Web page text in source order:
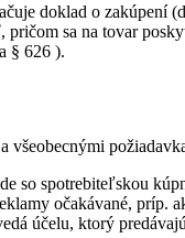
doklad o
sa na tovar
§ 626 ).
všeobecnými
so spotrebiteľskou
očakávané,
účelu, ktorý